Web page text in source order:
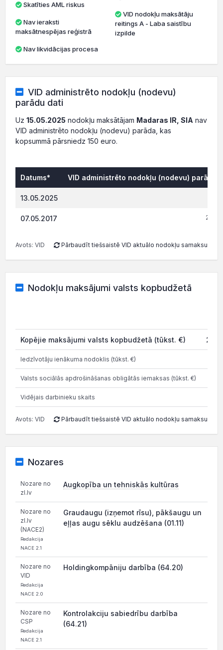
Skatīties AML riskus
maksātnespējas reģistrā
Nav likvidācijas procesa
VID nodokļu maksātāju
reitings A - Laba saistību
izpilde
VID administrēto nodokļu (nodevu)
parādu dati
Uz 15.05.2025 nodokļu maksātājam Madaras IR, SIA nav
VID administrēto nodokļu (nodevu) parāda, kas
kopsummā pārsniedz 150 euro.
Datums* VID administrēto nodokļu (nodevu) parāds,
13.05.2025
07.05.2017
Avots: VID Pārbaudīt tiešsaistē VID aktuālo nodokļu samaksu
Nodokļu maksājumi valsts kopbudžetā
Kopējie maksājumi valsts kopbudžetā (tūkst. €)
Iedzīvotāju ienākuma nodoklis (tūkst. €)
Valsts sociālās apdrošināšanas obligātās iemaksas (tūkst. €)
Vidējais darbinieku skaits
Avots: VID Pārbaudīt tiešsaistē VID aktuālo nodokļu samaksu
Nozares
Nozare no
zl.lv
Augkopība un tehniskās kultūras
Nozare no
zl.lv
(NACE2)
Redakcija
NACE 2.1
Graudaugu (izņemot rīsu), pākšaugu un
eļļas augu sēklu audzēšana (01.11)
Nozare no
VID
Redakcija
NACE 2.0
Holdingkompāniju darbība (64.20)
Nozare no
CSP
Redakcija
NACE 2.1
Kontrolakciju sabiedrību darbība
(64.21)